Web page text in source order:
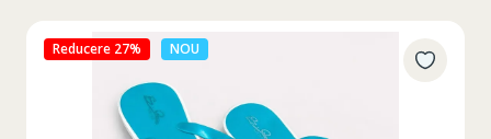
Reducere 27% NOU